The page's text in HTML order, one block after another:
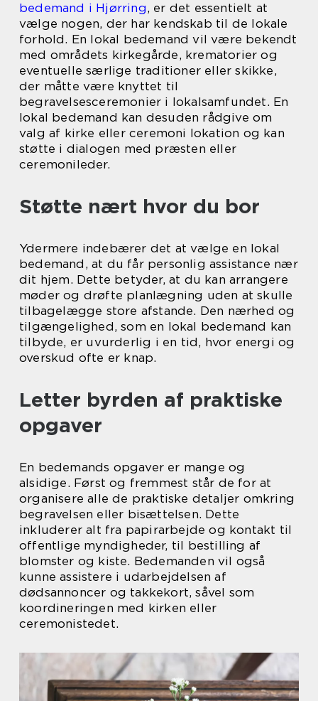
bedemand i Hjørring, er det essentielt at
vælge nogen, der har kendskab til de lokale
forhold. En lokal bedemand vil være bekendt
med områdets kirkegårde, krematorier og
eventuelle særlige traditioner eller skikke,
der måtte være knyttet til
begravelsesceremonier i lokalsamfundet. En
lokal bedemand kan desuden rådgive om
valg af kirke eller ceremoni lokation og kan
støtte i dialogen med præsten eller
ceremonileder.
Støtte nært hvor du bor
Ydermere indebærer det at vælge en lokal
bedemand, at du får personlig assistance nær
dit hjem. Dette betyder, at du kan arrangere
møder og drøfte planlægning uden at skulle
tilbagelægge store afstande. Den nærhed og
tilgængelighed, som en lokal bedemand kan
tilbyde, er uvurderlig i en tid, hvor energi og
overskud ofte er knap.
Letter byrden af praktiske
opgaver
En bedemands opgaver er mange og
alsidige. Først og fremmest står de for at
organisere alle de praktiske detaljer omkring
begravelsen eller bisættelsen. Dette
inkluderer alt fra papirarbejde og kontakt til
offentlige myndigheder, til bestilling af
blomster og kiste. Bedemanden vil også
kunne assistere i udarbejdelsen af
dødsannoncer og takkekort, såvel som
koordineringen med kirken eller
ceremonistedet.